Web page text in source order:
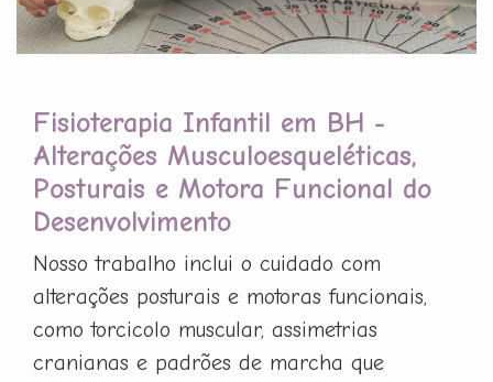
Fisioterapia Infantil em BH -
Alterações Musculoesqueléticas,
Posturais e Motora Funcional do
Desenvolvimento
Nosso trabalho inclui o cuidado com
alterações posturais e motoras funcionais,
como torcicolo muscular, assimetrias
cranianas e padrões de marcha que